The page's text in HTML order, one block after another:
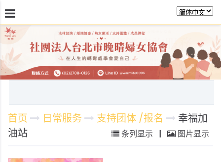
最新消息 关於晚晴 日常服务 课程活动
首页 日常服务 支持团体 /报名
幸福加
油站
条列显示 | 图片显示